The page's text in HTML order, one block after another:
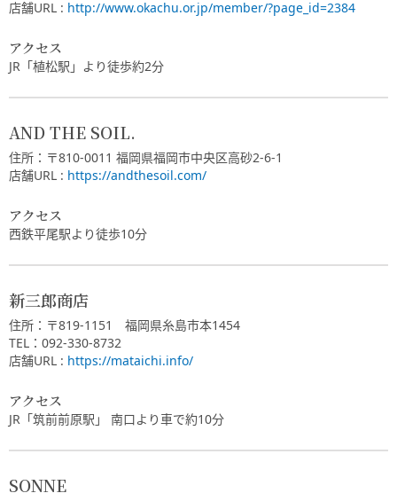
店舗URL : http://www.okachu.or.jp/member/?page_id=2384
アクセス
JR「植松駅」より徒歩約2分
AND THE SOIL.
住所：〒810-0011 福岡県福岡市中央区高砂2-6-1
店舗URL : https://andthesoil.com/
アクセス
西鉄平尾駅より徒歩10分
新三郎商店
住所：〒819-1151 福岡県糸島市本1454
TEL：092-330-8732
店舗URL : https://mataichi.info/
アクセス
JR「筑前前原駅」 南口より車で約10分
SONNE